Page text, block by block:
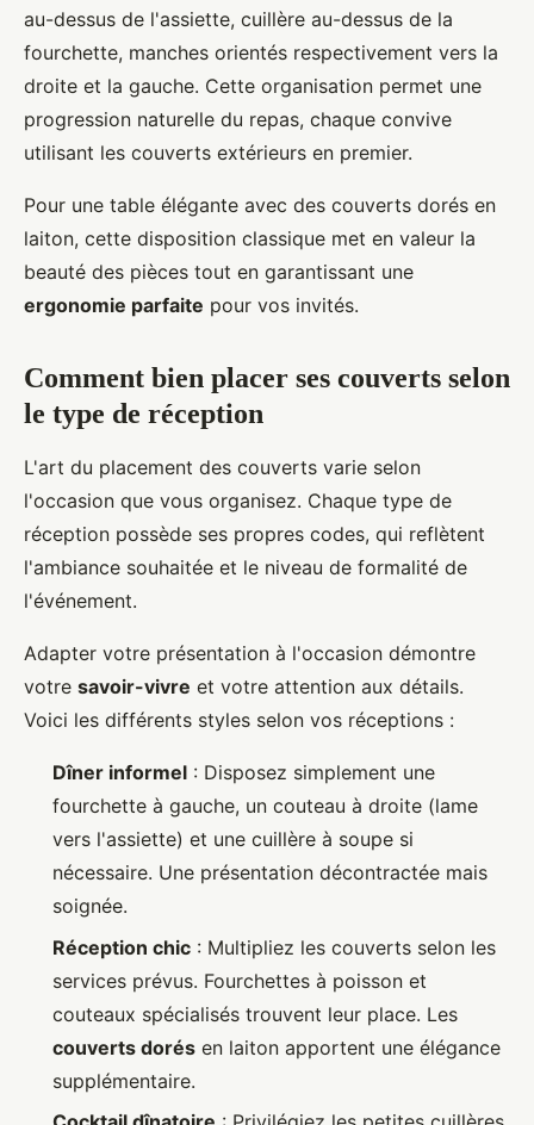
au-dessus de l'assiette, cuillère au-dessus de la
fourchette, manches orientés respectivement vers la
droite et la gauche. Cette organisation permet une
progression naturelle du repas, chaque convive
utilisant les couverts extérieurs en premier.
Pour une table élégante avec des couverts dorés en
laiton, cette disposition classique met en valeur la
beauté des pièces tout en garantissant une
ergonomie parfaite pour vos invités.
Comment bien placer ses couverts selon
le type de réception
L'art du placement des couverts varie selon
l'occasion que vous organisez. Chaque type de
réception possède ses propres codes, qui reflètent
l'ambiance souhaitée et le niveau de formalité de
l'événement.
Adapter votre présentation à l'occasion démontre
votre savoir-vivre et votre attention aux détails.
Voici les différents styles selon vos réceptions :
Dîner informel : Disposez simplement une
fourchette à gauche, un couteau à droite (lame
vers l'assiette) et une cuillère à soupe si
nécessaire. Une présentation décontractée mais
soignée.
Réception chic : Multipliez les couverts selon les
services prévus. Fourchettes à poisson et
couteaux spécialisés trouvent leur place. Les
couverts dorés en laiton apportent une élégance
supplémentaire.